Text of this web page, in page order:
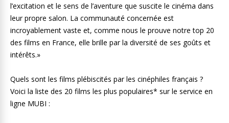
l’excitation et le sens de l’aventure que suscite le cinéma dans
leur propre salon. La communauté concernée est
incroyablement vaste et, comme nous le prouve notre top 20
des films en France, elle brille par la diversité de ses goûts et
intérêts.»
Quels sont les films plébiscités par les cinéphiles français ?
Voici la liste des 20 films les plus populaires* sur le service en
ligne MUBI :